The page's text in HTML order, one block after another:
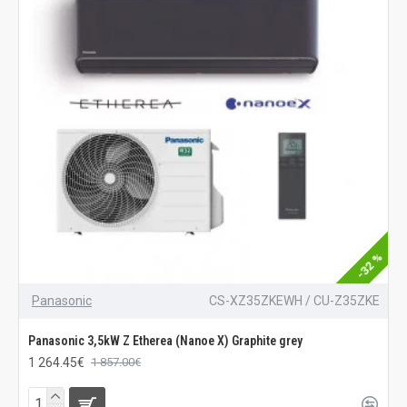
-32 %
Panasonic CS-XZ35ZKEWH / CU-Z35ZKE
Panasonic 3,5kW Z Etherea (Nanoe X) Graphite grey
1 264.45€ 1 857.00€